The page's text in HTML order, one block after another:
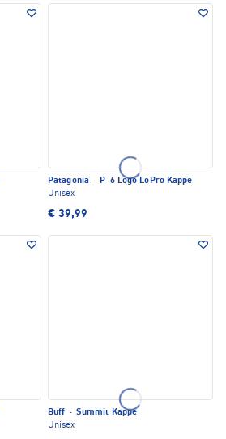
Patagonia · P-6 Logo LoPro Kappe
Unisex
€ 39,99
Buff · Summit Kappe
Unisex